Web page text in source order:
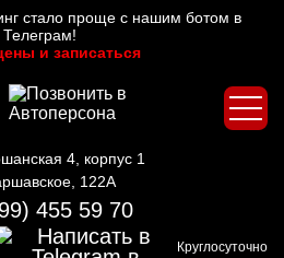
стало проще с нашим ботом в
Телеграм!
и записаться
4, корпус 1
122А
455 59 70
Круглосуточно